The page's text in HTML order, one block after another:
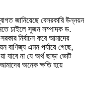
জানিয়েছে বেসরকারি উন্নয়ন
চাইলে সুজন সম্পাদক ড.
নির্বাচন করে আমাদের
বাণিজ্য এমন পর্যায়ে গেছে,
যাবে না যে অর্থ ছাড়া ভোট
অনেক ক্ষতি হয়ে